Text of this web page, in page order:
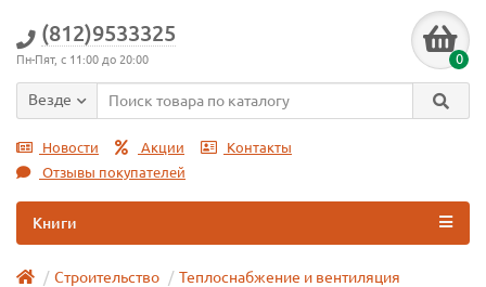
(812)9533325
Пн-Пят, с 11:00 до 20:00 0
Везде
Новости Акции
Контакты
Отзывы покупателей
Книги
Строительство
Теплоснабжение и вентиляция